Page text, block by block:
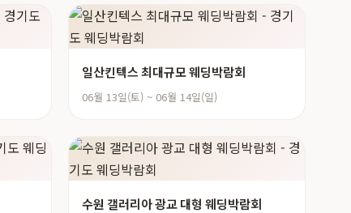
일산킨텍스 최대규모 웨딩박람회
06월 13일(토) ~ 06월 14일(일)
수원 갤러리아 광교 대형 웨딩박람회